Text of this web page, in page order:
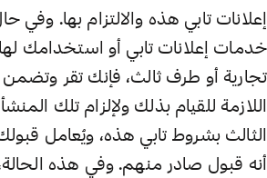
إعلانات تابي هذه والالتزام بها. وفي
خدمات إعلانات تابي أو استخدامك لها
تجارية أو طرف ثالث، فإنك تقر
اللازمة للقيام بذلك ولإلزام تلك
الثالث بشروط تابي هذه، ويُعامل
أنه قبول صادر منهم. وفي هذه